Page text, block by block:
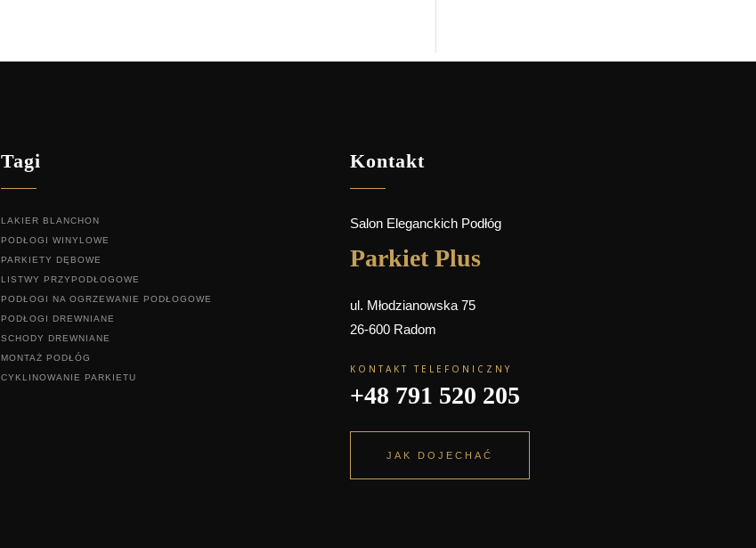
Tagi
LAKIER BLANCHON
PODŁOGI WINYLOWE
PARKIETY DĘBOWE
LISTWY PRZYPODŁOGOWE
PODŁOGI NA OGRZEWANIE PODŁOGOWE
PODŁOGI DREWNIANE
SCHODY DREWNIANE
MONTAŻ PODŁÓG
CYKLINOWANIE PARKIETU
Kontakt
Salon Eleganckich Podłóg
Parkiet Plus
ul. Młodzianowska 75
26-600 Radom
KONTAKT TELEFONICZNY
+48 791 520 205
JAK DOJECHAĆ